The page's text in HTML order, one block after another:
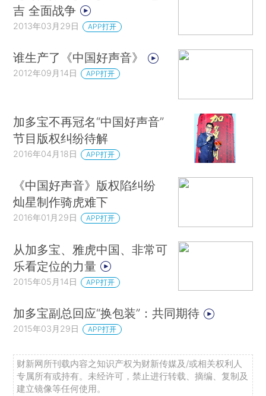
吉 全面战争
2013年03月29日 APP打开
谁生产了《中国好声音》
2012年09月14日 APP打开
加多宝不再冠名“中国好声音”
节目版权纠纷待解
2016年04月18日 APP打开
《中国好声音》版权陷纠纷
灿星制作骑虎难下
2016年01月29日 APP打开
从加多宝、雅虎中国、非常可
乐看定位的力量
2015年05月14日 APP打开
加多宝副总回应“换包装”：共同期待
2015年03月29日 APP打开
财新网所刊载内容之知识产权为财新传媒及/或相关权利人
专属所有或持有。未经许可，禁止进行转载、摘编、复制及
建立镜像等任何使用。